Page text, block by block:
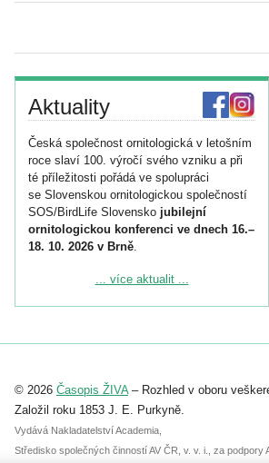
Aktuality
Česká společnost ornitologická v letošním
roce slaví 100. výročí svého vzniku a při
té příležitosti pořádá ve spolupráci
se Slovenskou ornitologickou společností
SOS/BirdLife Slovensko jubilejní
ornitologickou konferenci ve dnech 16.–
18. 10. 2026 v Brně.
Podrobnější informace ke konferenci
Registrovat se můžete do 6. září.
abstraktu přihlášené přednášky nebo
posteru je už 30. června.
... více aktualit ...
© 2026 Časopis ŽIVA– Rozhled v oboru
Založil roku 1853 J. E. Purkyně.
Vydává Nakladatelství Academia,
Středisko společných činností AV ČR, v. v. i., za podpory